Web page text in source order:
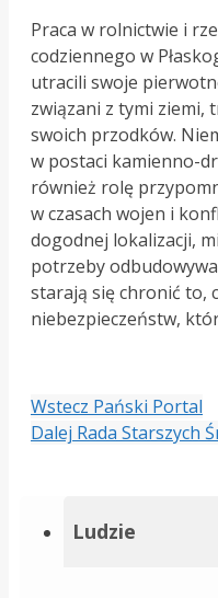
Ludzie
Praca w rolnictwie i
codziennego w
utracili swoje
związani z tymi ziemi,
swoich przodków.
w postaci kamienno-
również rolę
w czasach wojen i
dogodnej lokalizacji,
potrzeby
starają się chronić to,
niebezpieczeństw,
Wstecz Pański Portal
Dalej Rada Starszych